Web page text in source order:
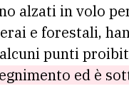
alzati in volo
e forestali,
punti
ed è